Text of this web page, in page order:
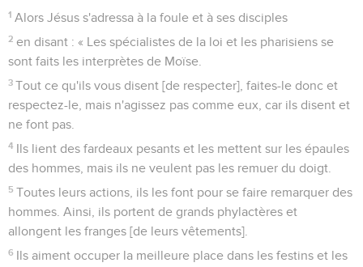
1 Alors Jésus s'adressa à la foule et à ses disciples
2 en disant : « Les spécialistes de la loi et les pharisiens se
sont faits les interprètes de Moïse.
3 Tout ce qu'ils vous disent [de respecter], faites-le donc et
respectez-le, mais n'agissez pas comme eux, car ils disent et
ne font pas.
4 Ils lient des fardeaux pesants et les mettent sur les épaules
des hommes, mais ils ne veulent pas les remuer du doigt.
5 Toutes leurs actions, ils les font pour se faire remarquer des
hommes. Ainsi, ils portent de grands phylactères et
allongent les franges [de leurs vêtements].
6 Ils aiment occuper la meilleure place dans les festins et les